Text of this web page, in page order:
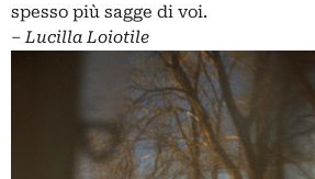
spesso più sagge di voi.
– Lucilla Loiotile